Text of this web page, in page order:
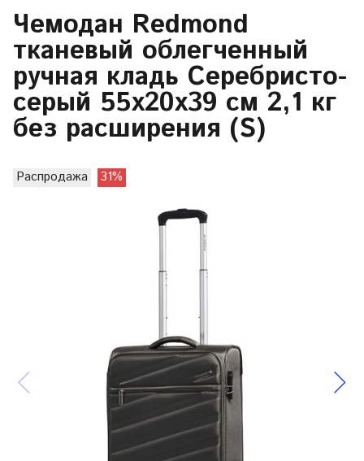
Чемодан Redmond
тканевый облегченный
ручная кладь Серебристо-
серый 55х20х39 см 2,1 кг
без расширения (S)
Распродажа 31%